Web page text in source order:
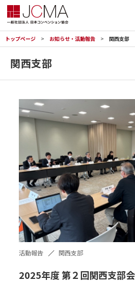
トップページ お知らせ・活動報告 関西支部
関西支部
活動報告 関西支部
2025年度 第２回関西支部